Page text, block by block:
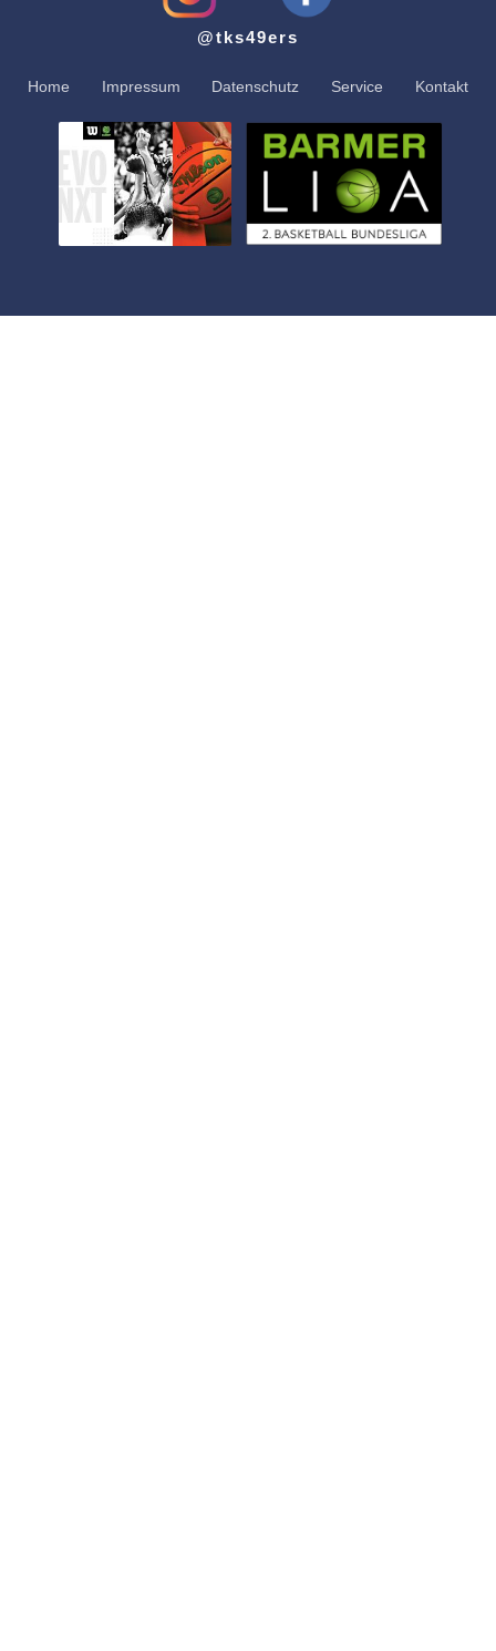
@tks49ers
Home Impressum Datenschutz Service Kontakt